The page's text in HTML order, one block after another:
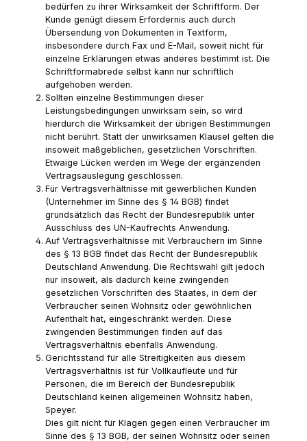
bedürfen zu ihrer Wirksamkeit der Schriftform. Der
Kunde genügt diesem Erfordernis auch durch
Übersendung von Dokumenten in Textform,
insbesondere durch Fax und E-Mail, soweit nicht für
einzelne Erklärungen etwas anderes bestimmt ist. Die
Schriftformabrede selbst kann nur schriftlich
aufgehoben werden.
Sollten einzelne Bestimmungen dieser
Leistungsbedingungen unwirksam sein, so wird
hierdurch die Wirksamkeit der übrigen Bestimmungen
nicht berührt. Statt der unwirksamen Klausel gelten die
insoweit maßgeblichen, gesetzlichen Vorschriften.
Etwaige Lücken werden im Wege der ergänzenden
Vertragsauslegung geschlossen.
Für Vertragsverhältnisse mit gewerblichen Kunden
(Unternehmer im Sinne des § 14 BGB) findet
grundsätzlich das Recht der Bundesrepublik unter
Ausschluss des UN-Kaufrechts Anwendung.
Auf Vertragsverhältnisse mit Verbrauchern im Sinne
des § 13 BGB findet das Recht der Bundesrepublik
Deutschland Anwendung. Die Rechtswahl gilt jedoch
nur insoweit, als dadurch keine zwingenden
gesetzlichen Vorschriften des Staates, in dem der
Verbraucher seinen Wohnsitz oder gewöhnlichen
Aufenthalt hat, eingeschränkt werden. Diese
zwingenden Bestimmungen finden auf das
Vertragsverhältnis ebenfalls Anwendung.
Gerichtsstand für alle Streitigkeiten aus diesem
Vertragsverhältnis ist für Vollkaufleute und für
Personen, die im Bereich der Bundesrepublik
Deutschland keinen allgemeinen Wohnsitz haben,
Speyer.
Dies gilt nicht für Klagen gegen einen Verbraucher im
Sinne des § 13 BGB, der seinen Wohnsitz oder seinen